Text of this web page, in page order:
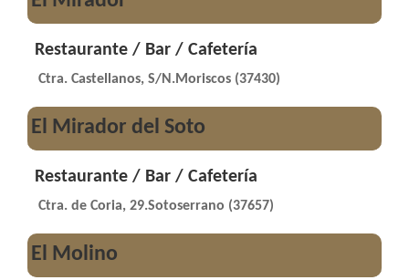
Restaurante / Bar / Cafetería
Ctra. Castellanos, S/N.Moriscos (37430)
El Mirador del Soto
Restaurante / Bar / Cafetería
Ctra. de Coria, 29.Sotoserrano (37657)
El Molino